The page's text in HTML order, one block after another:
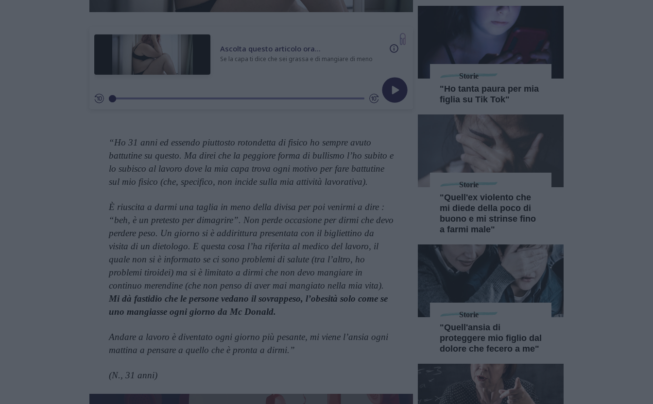
Ascolta questo articolo ora...
Se la capa ti dice che sei grassa e di mangiare di meno
“Ho 31 anni ed essendo piuttosto rotondetta di fisico ho sempre avuto
battutine su questo. Ma direi che la peggiore forma di bullismo l’ho subito e
lo subisco al lavoro dove la mia capa trova ogni motivo per fare battutine
sul mio fisico (che, specifico, non incide sulla mia attività lavorativa).
È riuscita a darmi una taglia in meno della divisa per poi venirmi a dire :
“beh, è un pretesto per dimagrire”. Non perde occasione per dirmi che devo
perdere peso. Un giorno si è addirittura presentata con il bigliettino da
visita di un dietologo. E questa cosa l’ha riferita al medico del lavoro, il
quale non si è informato se ci sono problemi di salute (tra l’altro, ho
problemi tiroidei) ma si è limitato a dirmi che non devo mangiare in
continuo merendine (che non penso di aver mai mangiato nella mia vita).
Mi dà fastidio che le persone vedano il sovrappeso, l’obesità solo come se
uno mangiasse ogni giorno da Mc Donald.
Andare a lavoro è diventato ogni giorno più pesante, mi viene l’ansia ogni
mattina a pensare a quello che è pronta a dirmi.”
(N., 31 anni)
Storie
"Ho tanta paura per mia
figlia su Tik Tok"
Storie
"Quell'ex violento che
mi diede della poco di
buono e mi strinse fino
a farmi male"
Storie
"Quell'ansia di
proteggere mio figlio dal
dolore che fecero a me"